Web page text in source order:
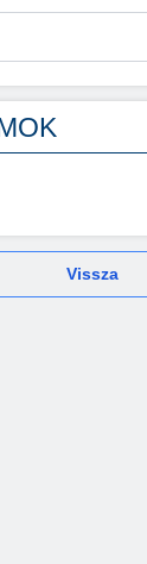
Vissza